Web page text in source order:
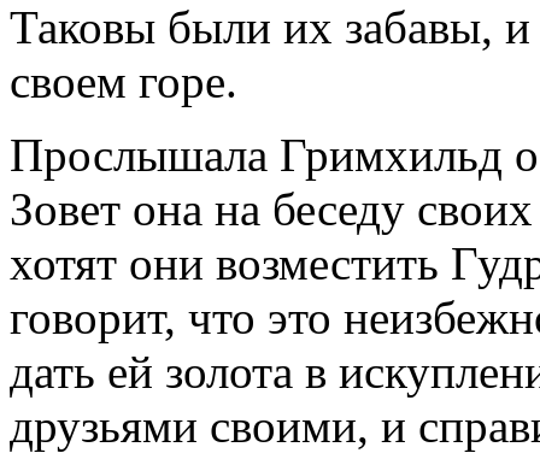
Таковы были их забавы,
своем горе.
Прослышала Гримхильд о
Зовет она на беседу
хотят они возместить
говорит, что это
дать ей золота в
друзьями своими, и